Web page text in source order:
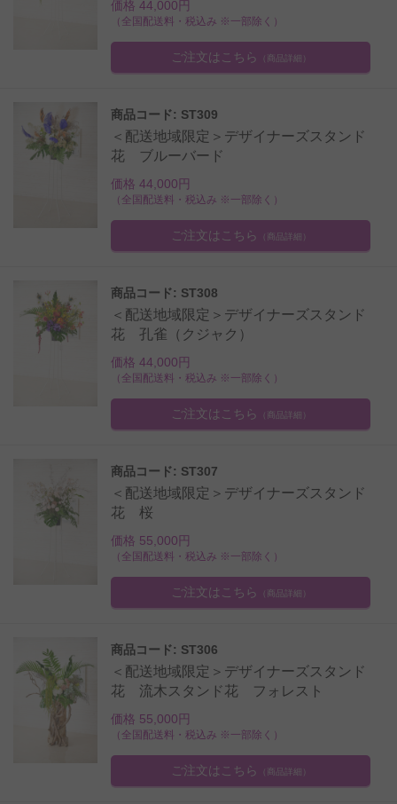
価格 44,000円
（全国配送料・税込み ※一部除く）
ご注文はこちら （商品詳細）
商品コード: ST309
＜配送地域限定＞デザイナーズスタンド
花 ブルーバード
価格 44,000円
（全国配送料・税込み ※一部除く）
ご注文はこちら （商品詳細）
商品コード: ST308
＜配送地域限定＞デザイナーズスタンド
花 孔雀（クジャク）
価格 44,000円
（全国配送料・税込み ※一部除く）
ご注文はこちら （商品詳細）
商品コード: ST307
＜配送地域限定＞デザイナーズスタンド
花 桜
価格 55,000円
（全国配送料・税込み ※一部除く）
ご注文はこちら （商品詳細）
商品コード: ST306
＜配送地域限定＞デザイナーズスタンド
花 流木スタンド花 フォレスト
価格 55,000円
（全国配送料・税込み ※一部除く）
ご注文はこちら （商品詳細）